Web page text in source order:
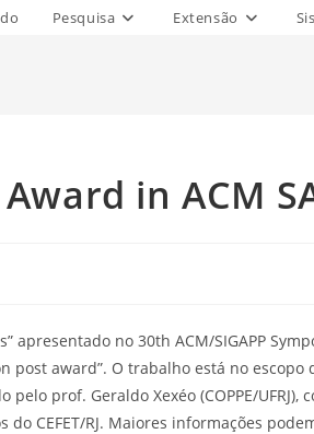
Pesquisa Extensão
in ACM
no 30th ACM/SIGAPP
post award”. O trabalho está no escopo
pelo prof. Geraldo Xexéo (COPPE/UFRJ),
CEFET/RJ. Maiores informações